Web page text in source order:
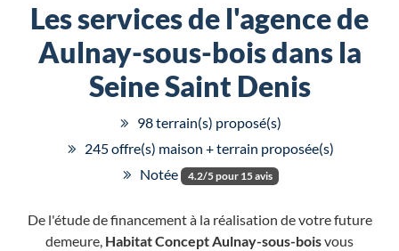
Les services de l'agence de
Aulnay-sous-bois dans la
Seine Saint Denis
98 terrain(s) proposé(s)
245 offre(s) maison + terrain proposée(s)
Notée
4.2/5 pour 15 avis
De l'étude de financement à la réalisation de votre future
demeure, Habitat Concept Aulnay-sous-boisvous